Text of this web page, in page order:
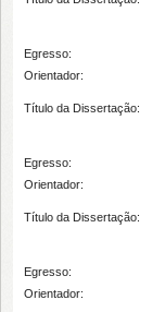
Egresso:
Orientador:
Título da Dissertação:
Egresso:
Orientador:
Título da Dissertação:
Egresso:
Orientador: